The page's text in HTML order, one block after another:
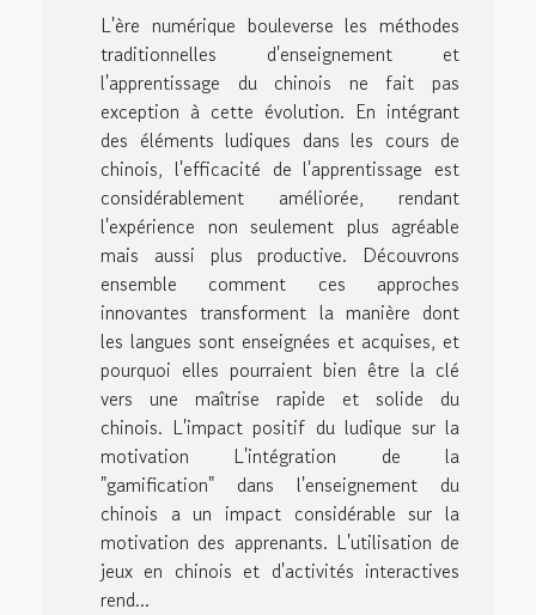
L'ère numérique bouleverse les méthodes
traditionnelles d'enseignement et
l'apprentissage du chinois ne fait pas
exception à cette évolution. En intégrant
des éléments ludiques dans les cours de
chinois, l'efficacité de l'apprentissage est
considérablement améliorée, rendant
l'expérience non seulement plus agréable
mais aussi plus productive. Découvrons
ensemble comment ces approches
innovantes transforment la manière dont
les langues sont enseignées et acquises, et
pourquoi elles pourraient bien être la clé
vers une maîtrise rapide et solide du
chinois. L'impact positif du ludique sur la
motivation L'intégration de la
"gamification" dans l'enseignement du
chinois a un impact considérable sur la
motivation des apprenants. L'utilisation de
jeux en chinois et d'activités interactives
rend...